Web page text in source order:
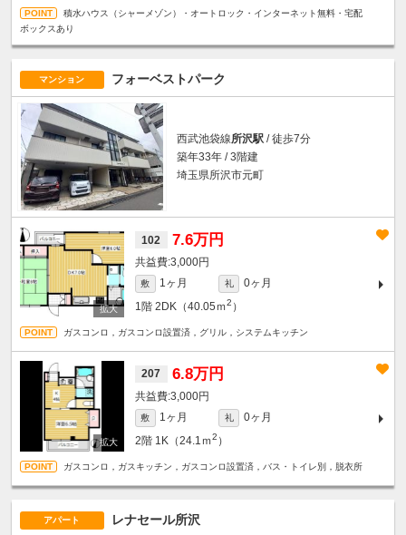
積水ハウス（シャーメゾン）・オートロック・インターネット無料・宅配
ボックスあり
マンション フォーベストパーク
西武池袋線所沢駅 / 徒歩7分
築年33年 / 3階建
埼玉県所沢市元町
102 7.6万円
3,000円
敷 1ヶ月 礼
0ヶ月
1階 2DK（40.05ｍ2 ）
ガスコンロ，ガスコンロ設置済，グリル，システムキッチン
207 6.8万円
3,000円
敷 1ヶ月 礼
0ヶ月
2階 1K（24.1ｍ2 ）
ガスコンロ，ガスキッチン，ガスコンロ設置済，バス・トイレ別，脱衣所
アパート レナセール所沢